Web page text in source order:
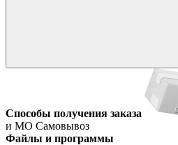
Способы получения заказа
и МО Самовывоз
Файлы и программы